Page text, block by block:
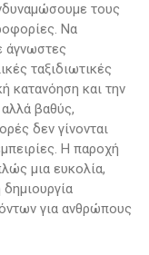
τους
Να
άγνωστες
ταξιδιωτικές
κατανόηση και την
βαθύς,
δεν γίνονται
Η παροχή
μια ευκολία,
για ανθρώπους